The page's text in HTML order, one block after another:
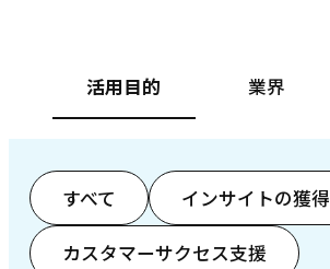
活用目的 業界
すべて インサイトの獲得
カスタマーサクセス支援